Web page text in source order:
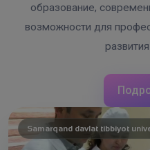
образование,
возможности для